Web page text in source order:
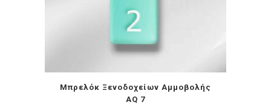
Μπρελόκ Ξενοδοχείων Αμμοβολής
AQ 7